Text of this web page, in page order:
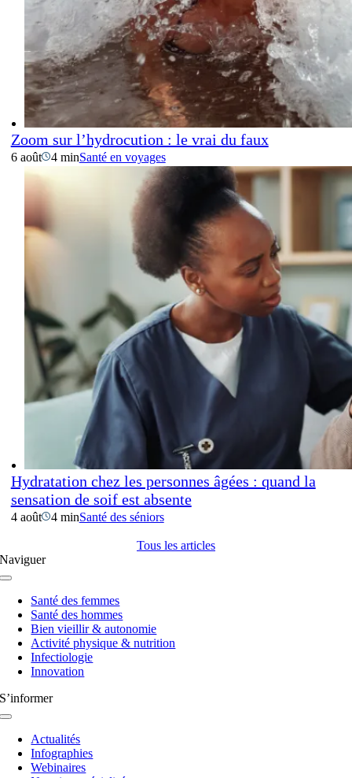
Zoom sur l’hydrocution : le vrai du faux
6 août 4 minSanté en voyages
Hydratation chez les personnes âgées : quand la
sensation de soif est absente
4 août 4 minSanté des séniors
Tous les articles
Naviguer
Navigation
basculeSanté des femmes
Santé des hommes
Bien vieillir & autonomie
Activité physique & nutrition
Infectiologie
Innovation
S’informer
Navigation
basculeActualités
Infographies
Webinaires